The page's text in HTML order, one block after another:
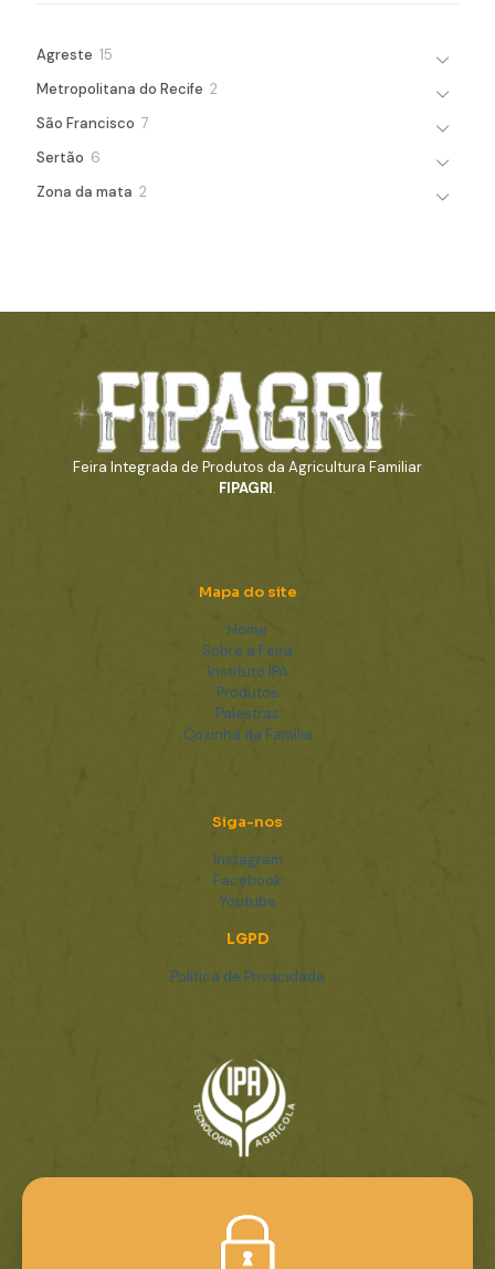
Agreste 15
Metropolitana do Recife 2
São Francisco 7
Sertão 6
Zona da mata 2
Feira Integrada de Produtos da Agricultura Familiar
FIPAGRI.
Mapa do site
Home
Sobre a Feira
Instituto IPA
Produtos
Palestras
Cozinha da Família
Siga-nos
Instagram
Facebook
Youtube
LGPD
Política de Privacidade